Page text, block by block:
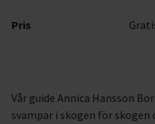
Pris
Vår guide Annica Hansson
svampar i skogen för